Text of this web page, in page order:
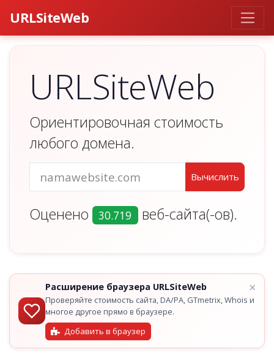
URLSiteWeb
URLSiteWeb
Ориентировочная стоимость
любого домена.
Оценено 30.719 веб-сайта(-ов).
Расширение браузера URLSiteWeb
Проверяйте стоимость сайта, DA/PA, GTmetrix, Whois и
многое другое прямо в браузере.
Добавить в браузер
×